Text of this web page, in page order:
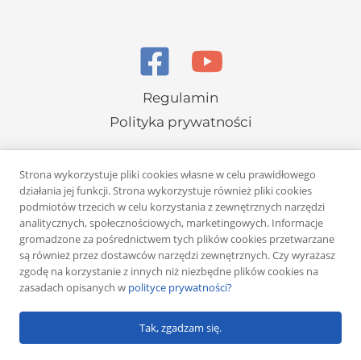
Regulamin
Polityka prywatności
Copyright © 2026 Rafał Żuber
Powered byKlub eMarketera
Strona wykorzystuje pliki cookies własne w celu prawidłowego
działania jej funkcji. Strona wykorzystuje również pliki cookies
podmiotów trzecich w celu korzystania z zewnętrznych narzędzi
analitycznych, społecznościowych, marketingowych. Informacje
gromadzone za pośrednictwem tych plików cookies przetwarzane
są również przez dostawców narzędzi zewnętrznych. Czy wyrażasz
zgodę na korzystanie z innych niż niezbędne plików cookies na
zasadach opisanych w polityce prywatności?
Tak, zgadzam się.